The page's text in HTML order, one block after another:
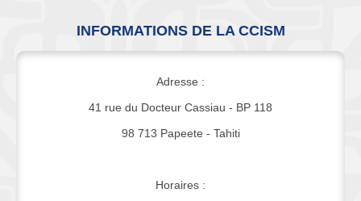
INFORMATIONS DE LA CCISM
Adresse :
41 rue du Docteur Cassiau - BP 118
98 713 Papeete - Tahiti
Horaires :